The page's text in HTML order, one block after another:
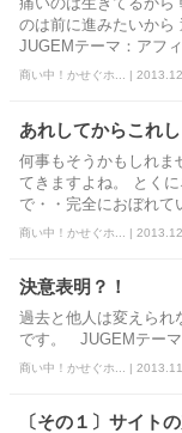
のは前に進みたいから
JUGEMテーマ：アフ
商い中！かせぐホ... |
あれしてからこれ
何事もそうかもしれま
てきますよね。 とく
で・・完全におぼれて
商い中！かせぐホ... |
決意表明？！
過去と他人は変えられ
です。 JUGEMテー
商い中！かせぐホ... |
〔その１〕サイト